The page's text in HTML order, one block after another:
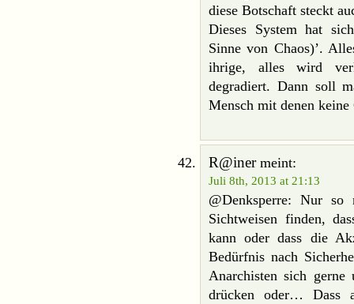
diese Botschaft steckt
Dieses System hat
Sinne von Chaos)’.
ihrige, alles wird
degradiert. Dann soll
Mensch mit denen keine
R@inermeint:
Juli 8th, 2013 at 21:13
@Denksperre: Nur so
Sichtweisen finden,
kann oder dass die
Bedürfnis nach
Anarchisten sich
drücken oder… Dass